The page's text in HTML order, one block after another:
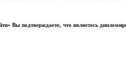
Вы подтверждаете, что являетесь